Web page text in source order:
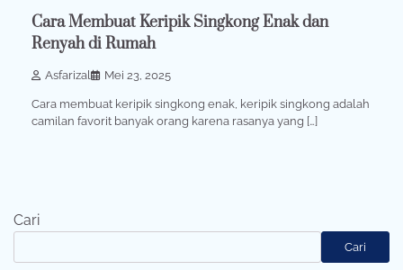
Cara Membuat Keripik Singkong Enak dan
Renyah di Rumah
Asfarizal Mei 23, 2025
Cara membuat keripik singkong enak, keripik singkong adalah
camilan favorit banyak orang karena rasanya yang […]
Cari
Cari